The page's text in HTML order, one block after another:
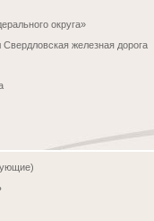
округа»
железная дорога